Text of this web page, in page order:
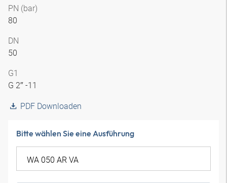
PN (bar)
80
DN
50
G1
G 2″ -11
PDF Downloaden
Bitte wählen Sie eine Ausführung